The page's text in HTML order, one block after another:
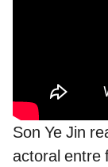
Son Ye Jin
actoral entre